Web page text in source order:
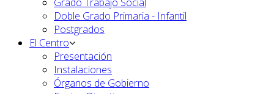
Grado Trabajo Social
Doble Grado Primaria - Infantil
Postgrados
El Centro
Presentación
Instalaciones
Órganos de Gobierno